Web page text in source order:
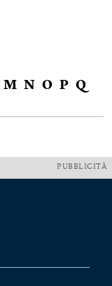
M N O P Q
PUBBLICITÀ